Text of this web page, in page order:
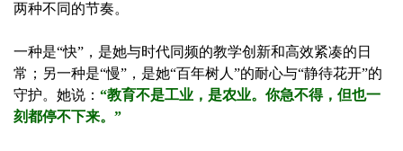
两种不同的节奏。
一种是“快”，是她与时代同频的教学创新和高效紧凑的日
常；另一种是“慢”，是她“百年树人”的耐心与“静待花开”的
守护。她说： “教育不是工业，是农业。你急不得，但也一
刻都停不下来。”